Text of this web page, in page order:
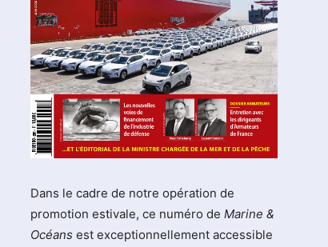
Dans le cadre de notre opération de
promotion estivale, ce numéro de Marine &
Océans est exceptionnellement accessible